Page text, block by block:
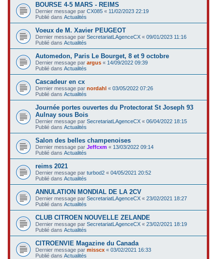
BOURSE 4-5 MARS - REIMS
Dernier message parCX085 « 11/02/2023 22:19
Publié dansActualités
Voeux de M. Xavier PEUGEOT
Dernier message parSecretariatLAgenceCX «09/01/2023 11:16
Publié dansActualités
Automedon, Paris Le Bourget, 8 et 9 octobre
Dernier message parargus « 14/09/2022 09:39
Publié dansActualités
Cascadeur en cx
Dernier message parnordahl «03/05/2022 07:26
Publié dansActualités
Journée portes ouvertes du Protectorat St Joseph 93
Aulnay sous Bois
Dernier message parSecretariatLAgenceCX «06/04/2022 18:15
Publié dansActualités
Salon des belles champenoises
Dernier message parJeffcxm « 13/03/2022 09:14
Publié dansActualités
reims 2021
Dernier message parturbod2 «04/05/2021 20:52
Publié dansActualités
ANNULATION MONDIAL DE LA 2CV
Dernier message parSecretariatLAgenceCX «23/02/2021 18:27
Publié dansActualités
CLUB CITROEN NOUVELLE ZELANDE
Dernier message parSecretariatLAgenceCX «23/02/2021 18:19
Publié dansActualités
CITROENVIE Magazine du Canada
Dernier message parmisscx «03/02/2021 16:33
Publié dansActualités